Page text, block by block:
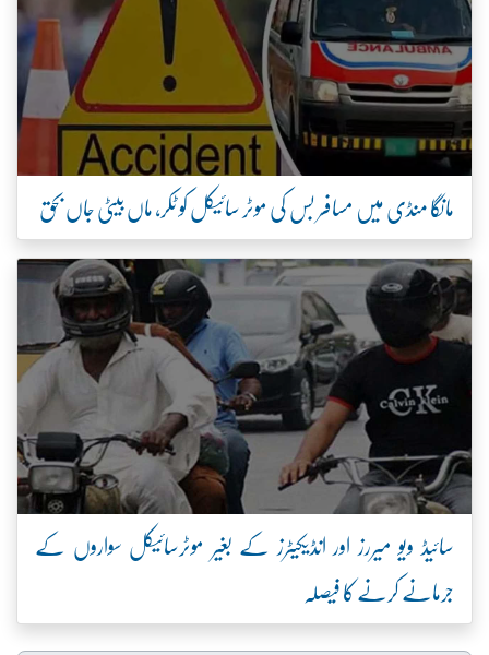
مانگا منڈی میں مسافر بس کی موٹر سائیکل کو ٹکر، ماں بیٹی جاں بحق
سائیڈ ویو میررز اور انڈیکیٹرز کے بغیر موٹرسائیکل سواروں کے
جرمانے کرنے کا فیصلہ